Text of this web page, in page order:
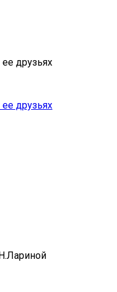
друзьях
друзьях